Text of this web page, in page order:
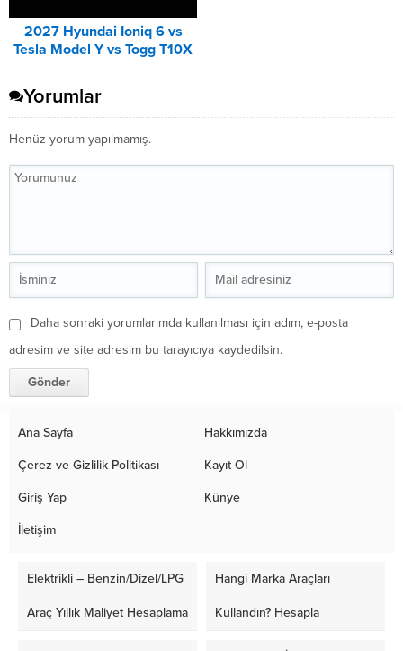
2027 Hyundai Ioniq 6 vs
Tesla Model Y vs Togg T10X
Yorumlar
Henüz yorum yapılmamış.
Daha sonraki yorumlarımda kullanılması için adım, e-posta
adresim ve site adresim bu tarayıcıya kaydedilsin.
Ana Sayfa Hakkımızda
Çerez ve Gizlilik Politikası Kayıt Ol
Giriş Yap Künye
İletişim
Elektrikli – Benzin/Dizel/LPG
Araç Yıllık Maliyet Hesaplama
Hangi Marka Araçları
Kullandın? Hesapla